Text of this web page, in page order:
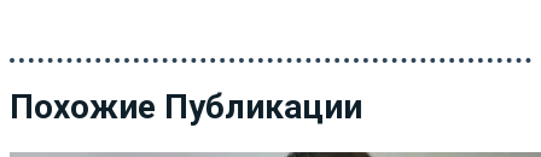
Похожие Публикации